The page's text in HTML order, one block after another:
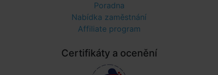
Poradna
Nabídka zaměstnání
Affiliate program
Certifikáty a ocenění